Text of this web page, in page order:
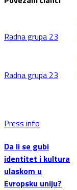
Radna grupa 23
Radna grupa 23
Press info
Da li se gubi
identitet i kultura
ulaskom u
Evropsku uniju?